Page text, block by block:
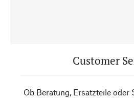
Customer
Ob Beratung, Ersatzteile oder